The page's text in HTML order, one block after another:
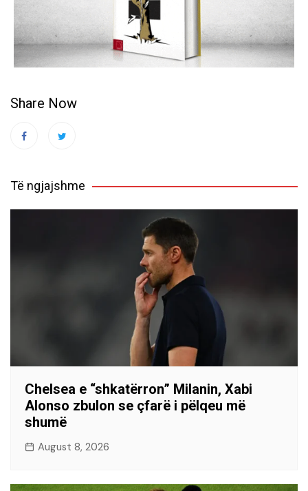
Share Now
Të ngjajshme
Chelsea e “shkatërron” Milanin, Xabi
Alonso zbulon se çfarë i pëlqeu më
shumë
August 8, 2026